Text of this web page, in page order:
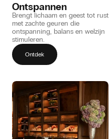
Ontspannen
Brengt lichaam en geest tot rust
met zachte geuren die
ontspanning, balans en welzijn
stimuleren.
Ontdek